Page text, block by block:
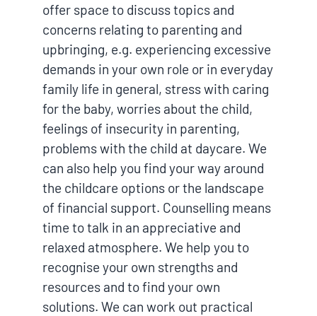
offer space to discuss topics and
concerns relating to parenting and
upbringing, e.g. experiencing excessive
demands in your own role or in everyday
family life in general, stress with caring
for the baby, worries about the child,
feelings of insecurity in parenting,
problems with the child at daycare. We
can also help you find your way around
the childcare options or the landscape
of financial support. Counselling means
time to talk in an appreciative and
relaxed atmosphere. We help you to
recognise your own strengths and
resources and to find your own
solutions. We can work out practical